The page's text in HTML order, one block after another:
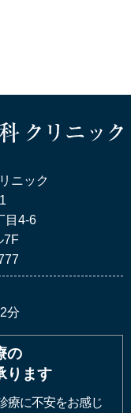
ニック
目4-6
7F
分
の
ります
療に不安をお感じ